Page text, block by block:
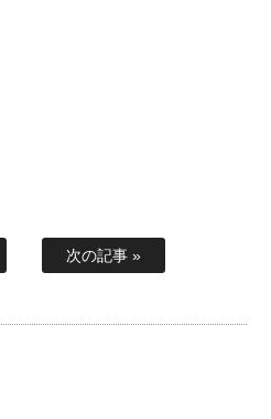
次の記事 »